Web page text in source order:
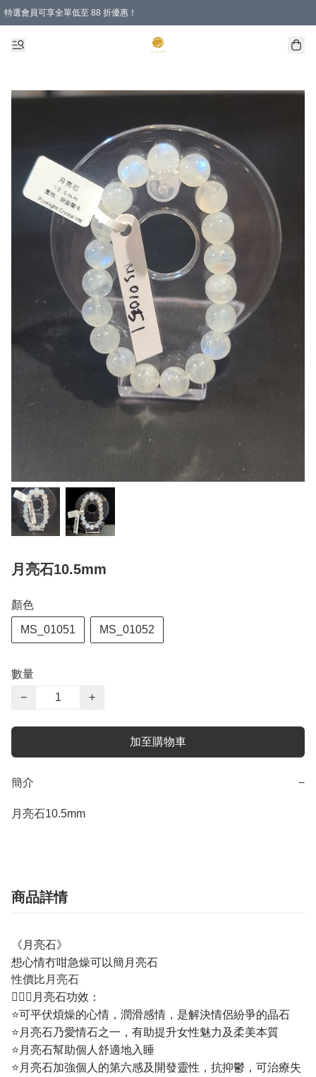
特選會員可享全單低至 88 折優惠！
月亮石10.5mm
顏色
MS_01051 MS_01052
數量
−
+
加至購物車
簡介 −
月亮石10.5mm
商品詳情
《月亮石》
想心情冇咁急燥可以簡月亮石
性價比月亮石
💁🏼‍♀️月亮石功效：
⭐可平伏煩燥的心情，潤滑感情，是解決情侶紛爭的晶石
⭐月亮石乃愛情石之一，有助提升女性魅力及柔美本質
⭐月亮石幫助個人舒適地入睡
⭐月亮石加強個人的第六感及開發靈性，抗抑鬱，可治療失